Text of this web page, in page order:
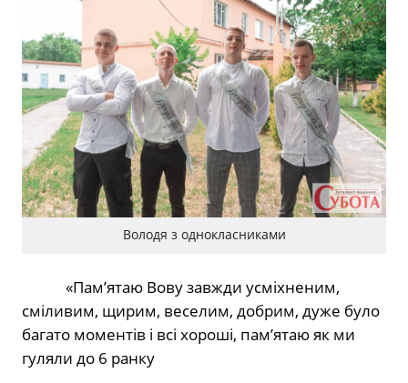
Володя з однокласниками
«Памʼятаю Вову завжди усміхненим,
сміливим, щирим, веселим, добрим, дуже було
багато моментів і всі хороші, памʼятаю як ми
гуляли до 6 ранку